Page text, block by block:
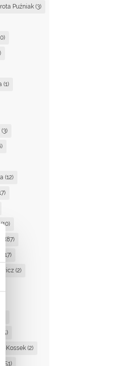
Puźniak (3)
(1)
(3)
(12)
(10)
(87)
(17)
(2)
(25)
Kossek (2)
(51)